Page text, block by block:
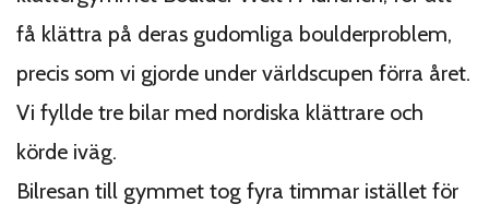
få klättra på deras gudomliga boulderproblem,
precis som vi gjorde under världscupen förra året.
Vi fyllde tre bilar med nordiska klättrare och
körde iväg.
Bilresan till gymmet tog fyra timmar istället för